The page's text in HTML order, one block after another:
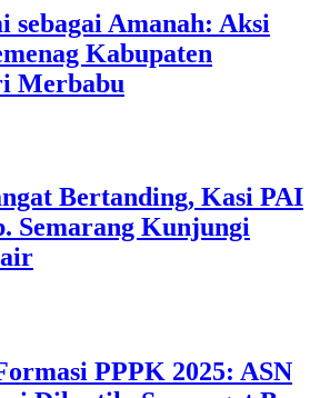
sebagai Amanah: Aksi
Kabupaten
Merbabu
Bertanding, Kasi PAI
Semarang Kunjungi
PPPK 2025: ASN